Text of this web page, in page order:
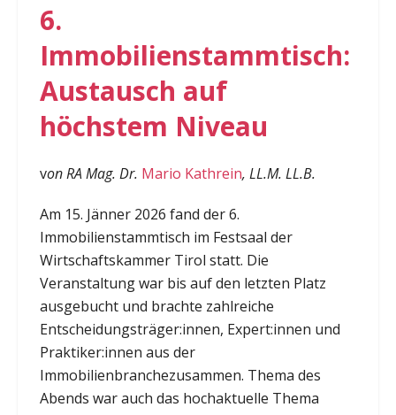
6.
Immobilienstammtisch:
Austausch auf
höchstem Niveau
von RA Mag. Dr. Mario Kathrein, LL.M. LL.B.
Am 15. Jänner 2026 fand der 6.
Immobilienstammtisch im Festsaal der
Wirtschaftskammer Tirol statt. Die
Veranstaltung war bis auf den letzten Platz
ausgebucht und brachte zahlreiche
Entscheidungsträger:innen, Expert:innen und
Praktiker:innen aus der
Immobilienbranchezusammen. Thema des
Abends war auch das hochaktuelle Thema